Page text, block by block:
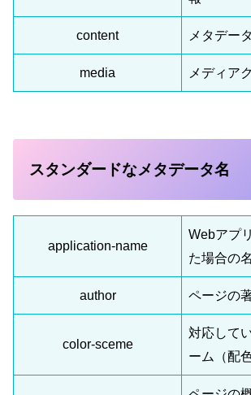
content メタデー
media メディア
スタンダードなメタデータ名
application-name
Webアプ
た場合の名
author ページの
color-sceme
対応して
ーム（配